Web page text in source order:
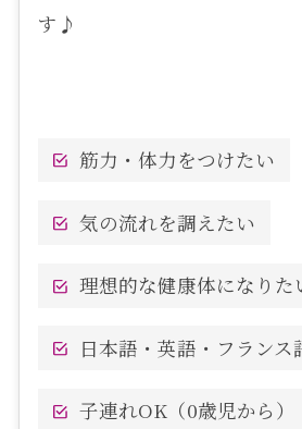
す♪
筋力・体力をつけたい
気の流れを調えたい
理想的な健康体になりた
日本語・英語・フランス
子連れOK（0歳児から）